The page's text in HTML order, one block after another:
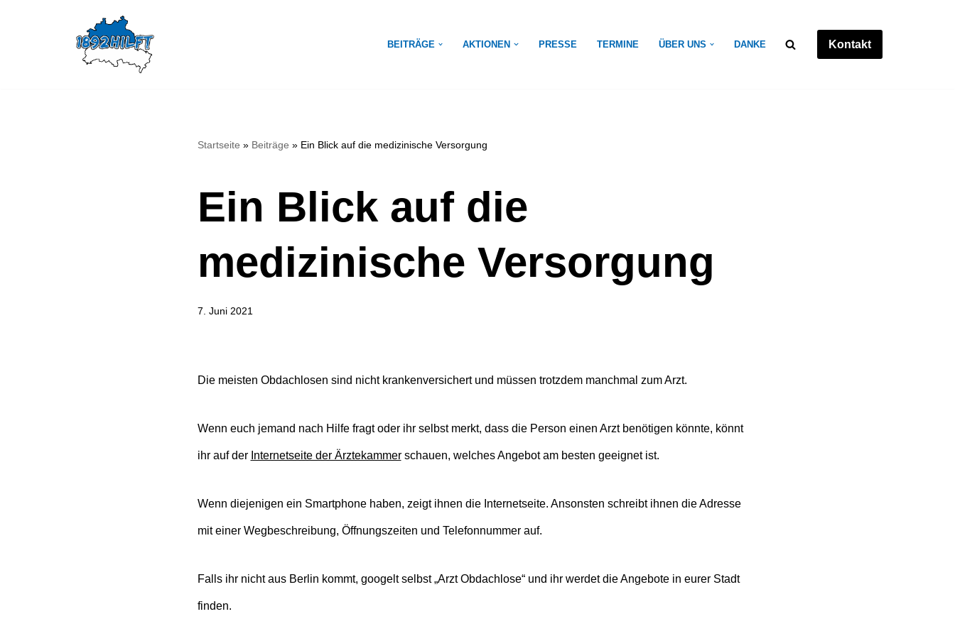
BEITRÄGE AKTIONEN PRESSE TERMINE ÜBER UNS DANKE Kontakt
Startseite » Beiträge » Ein Blick auf die medizinische Versorgung
Ein Blick auf die
medizinische Versorgung
7. Juni 2021
Die meisten Obdachlosen sind nicht krankenversichert und müssen trotzdem manchmal zum Arzt.
Wenn euch jemand nach Hilfe fragt oder ihr selbst merkt, dass die Person einen Arzt benötigen könnte, könnt
ihr auf der Internetseite der Ärztekammerschauen, welches Angebot am besten geeignet ist.
Wenn diejenigen ein Smartphone haben, zeigt ihnen die Internetseite. Ansonsten schreibt ihnen die Adresse
mit einer Wegbeschreibung, Öffnungszeiten und Telefonnummer auf.
Falls ihr nicht aus Berlin kommt, googelt selbst „Arzt Obdachlose“ und ihr werdet die Angebote in eurer Stadt
finden.